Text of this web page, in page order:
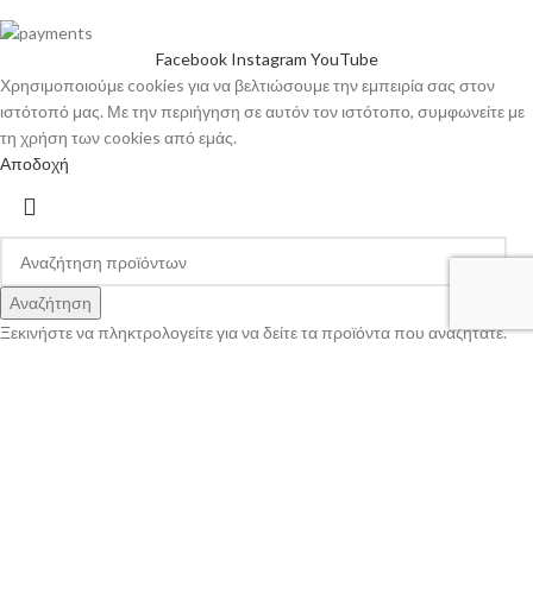
Facebook Instagram YouTube
Χρησιμοποιούμε cookies για να βελτιώσουμε την εμπειρία σας στον
ιστότοπό μας. Με την περιήγηση σε αυτόν τον ιστότοπο, συμφωνείτε με
τη χρήση των cookies από εμάς.
Αποδοχή
Αναζήτηση
Ξεκινήστε να πληκτρολογείτε για να δείτε τα προϊόντα που αναζητάτε.